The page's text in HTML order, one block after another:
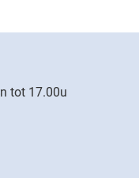
tot 17.00u